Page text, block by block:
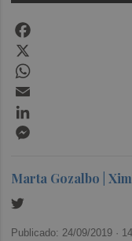
Marta Gozalbo |
Publicado: 24/09/2019 ·